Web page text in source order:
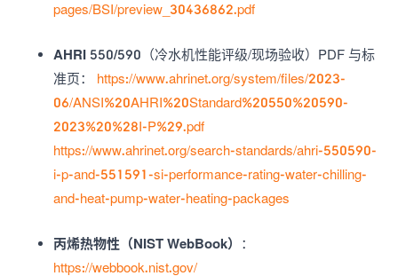
pages/BSI/preview_30436862.pdf
AHRI 550/590 （冷水机性能评级/现场验收）PDF 与标
准页： https://www.ahrinet.org/system/files/2023-
06/ANSI%20AHRI%20Standard%20550%20590-
2023%20%28I-P%29.pdf
https://www.ahrinet.org/search-standards/ahri-550590-
i-p-and-551591-si-performance-rating-water-chilling-
and-heat-pump-water-heating-packages
丙烯热物性（NIST WebBook）
：
https://webbook.nist.gov/